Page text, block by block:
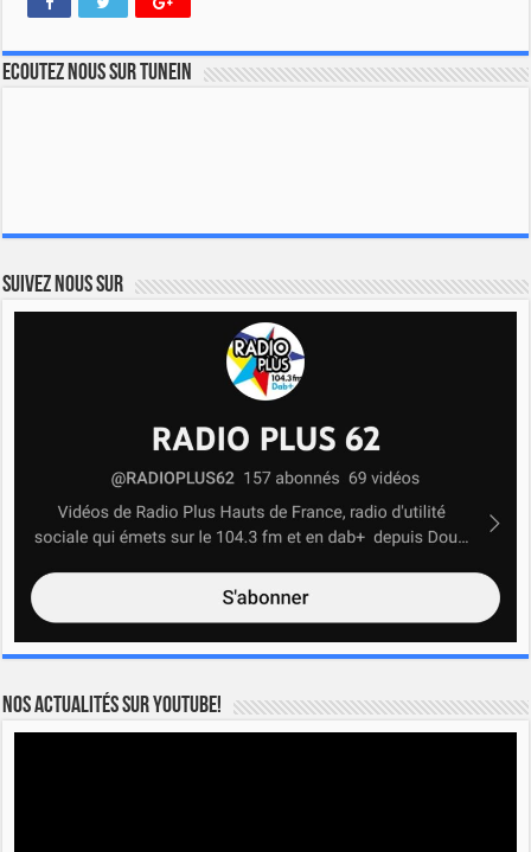
Ecoutez nous sur TuneIn
Suivez nous sur
Nos actualités sur YOUTUBE!